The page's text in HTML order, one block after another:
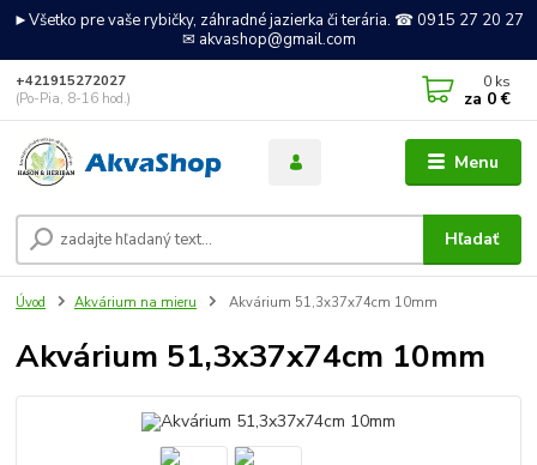
►Všetko pre vaše rybičky, záhradné jazierka či terária. ☎ 0915 27 20 27
✉ akvashop@gmail.com
Menu
Hľadať
+421915272027
(Po-Pia, 8-16 hod.)
0 ks
za 0 €
Úvod Akvárium na mieru Akvárium 51,3x37x74cm 10mm
Akvárium 51,3x37x74cm 10mm